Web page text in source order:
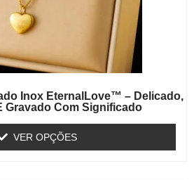
Inox EternalLove™ – Delicado,
Gravado Com Significado
VER OPÇÕES